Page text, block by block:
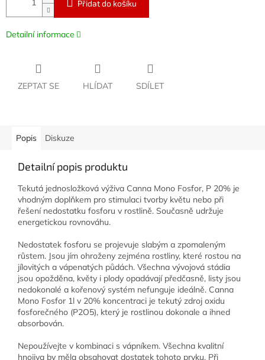
Přidat do košíku
Detailní informace
ZEPTAT SE HLÍDAT SDÍLET
Popis Diskuze
Detailní popis produktu
Tekutá jednosložková výživa Canna Mono Fosfor, P 20% je
vhodným doplňkem pro stimulaci tvorby květu nebo při
řešení nedostatku fosforu v rostlině. Současně udržuje
energetickou rovnováhu.
Nedostatek fosforu se projevuje slabým a zpomaleným
růstem. Jsou jím ohroženy zejména rostliny, které rostou na
jílovitých a vápenatých půdách. Všechna vývojová stádia
jsou opožděna, květy i plody opadávají předčasně, listy jsou
nedokonalé a kořenový systém nefunguje ideálně. Canna
Mono Fosfor 1l v 20% koncentraci je tekutý zdroj oxidu
fosforečného (P2O5), který je rostlinou dokonale a ihned
absorbován.
Nepoužívejte v kombinaci s vápníkem. Všechna kvalitní
hnojiva by měla obsahovat dostatek tohoto prvku. Při